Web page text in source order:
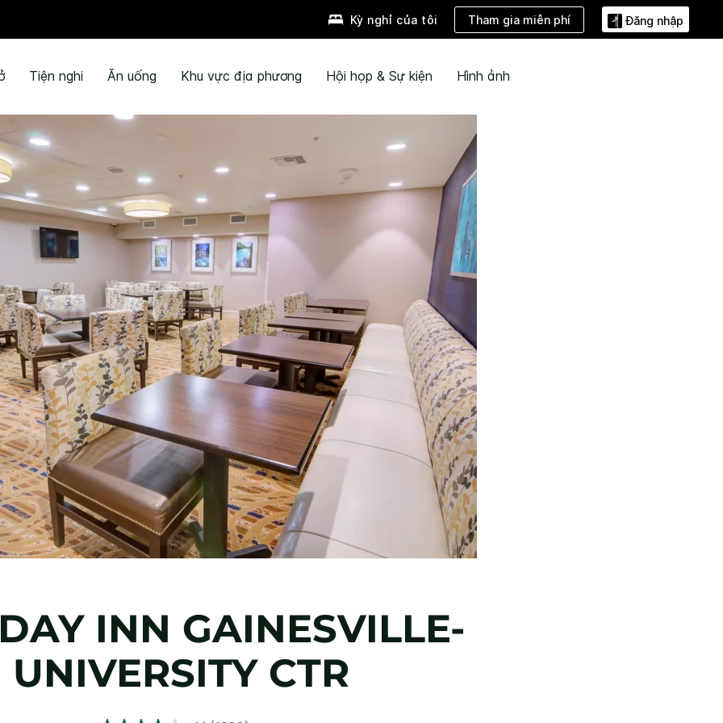
Kỳ nghỉ của tôi Tham gia miễn phí Đăng nhập
Tiện nghi Ăn uống Khu vực địa phương Hội họp & Sự kiện Hình ảnh
INN GAINESVILLE-
UNIVERSITY CTR